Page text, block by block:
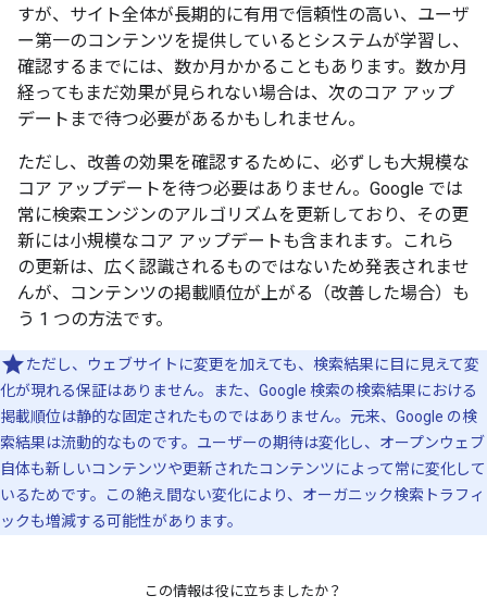
すが、サイト全体が長期的に有用で信頼性の高い、ユーザ
ー第一のコンテンツを提供しているとシステムが学習し、
確認するまでには、数か月かかることもあります。数か月
経ってもまだ効果が見られない場合は、次のコア アップ
デートまで待つ必要があるかもしれません。
ただし、改善の効果を確認するために、必ずしも大規模な
コア アップデートを待つ必要はありません。Google では
常に検索エンジンのアルゴリズムを更新しており、その更
新には小規模なコア アップデートも含まれます。これら
の更新は、広く認識されるものではないため発表されませ
んが、コンテンツの掲載順位が上がる（改善した場合）も
う 1 つの方法です。
ただし、ウェブサイトに変更を加えても、検索結果に目に見えて変
化が現れる保証はありません。また、Google 検索の検索結果における
掲載順位は静的な固定されたものではありません。元来、Google の検
索結果は流動的なものです。ユーザーの期待は変化し、オープンウェブ
自体も新しいコンテンツや更新されたコンテンツによって常に変化して
いるためです。この絶え間ない変化により、オーガニック検索トラフィ
ックも増減する可能性があります。
この情報は役に立ちましたか？